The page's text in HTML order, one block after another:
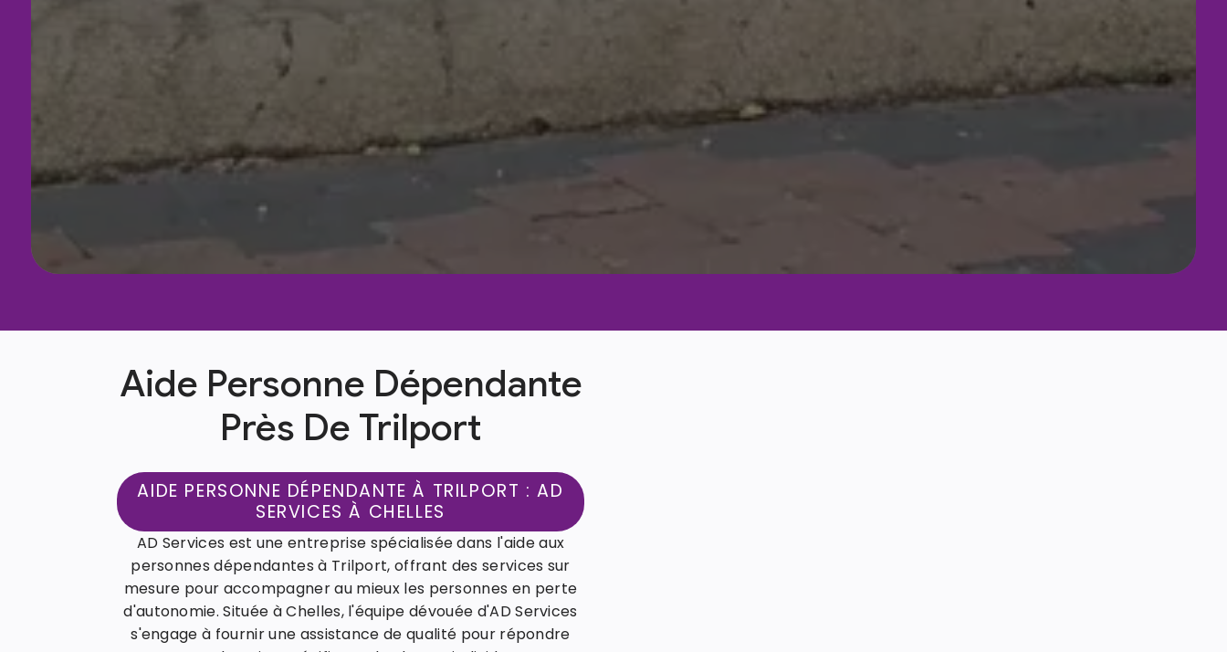
Aide Personne Dépendante
Près De Trilport
AIDE PERSONNE DÉPENDANTE À TRILPORT : AD
SERVICES À CHELLES
AD Services est une entreprise spécialisée dans l'aide aux
personnes dépendantes à Trilport, offrant des services sur
mesure pour accompagner au mieux les personnes en perte
d'autonomie. Située à Chelles, l'équipe dévouée d'AD Services
s'engage à fournir une assistance de qualité pour répondre